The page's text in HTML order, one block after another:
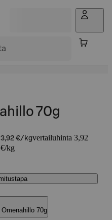
70g
3,92 €/kgvertailuhinta 3,92
€/kg
70g